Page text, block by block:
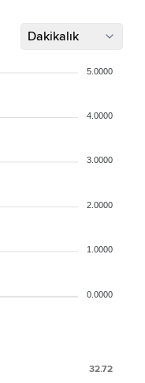
Dakikalık
5.0000
4.0000
3.0000
2.0000
1.0000
0.0000
32.72